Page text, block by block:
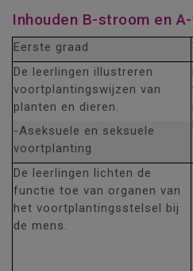
Inhouden B-stroom en
Eerste graad
De leerlingen illustreren
voortplantingswijzen van
planten en dieren.
-Aseksuele en seksuele
voortplanting
De leerlingen lichten de
functie toe van organen van
het voortplantingsstelsel bij
de mens.